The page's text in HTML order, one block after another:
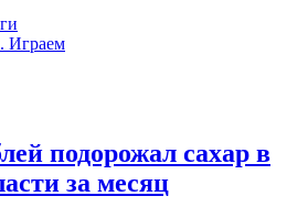
Играем
подорожал сахар в
за месяц